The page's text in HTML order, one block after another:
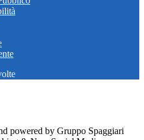
powered by Gruppo Spaggiari